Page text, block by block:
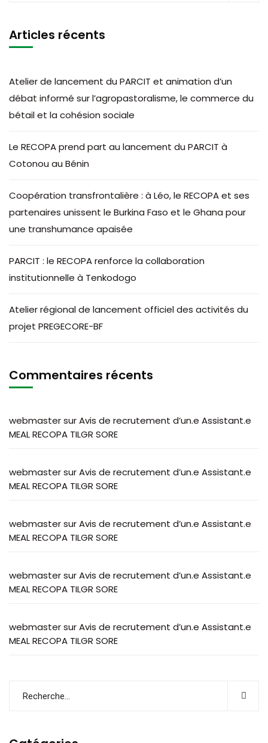
Articles récents
Atelier de lancement du PARCIT et animation d’un
débat informé sur l’agropastoralisme, le commerce du
bétail et la cohésion sociale
Le RECOPA prend part au lancement du PARCIT à
Cotonou au Bénin
Coopération transfrontalière : à Léo, le RECOPA et ses
partenaires unissent le Burkina Faso et le Ghana pour
une transhumance apaisée
PARCIT : le RECOPA renforce la collaboration
institutionnelle à Tenkodogo
Atelier régional de lancement officiel des activités du
projet PREGECORE-BF
Commentaires récents
webmastersurAvis de recrutement d’un.e Assistant.e
MEAL RECOPA TILGR SORE
webmastersurAvis de recrutement d’un.e Assistant.e
MEAL RECOPA TILGR SORE
webmastersurAvis de recrutement d’un.e Assistant.e
MEAL RECOPA TILGR SORE
webmastersurAvis de recrutement d’un.e Assistant.e
MEAL RECOPA TILGR SORE
webmastersurAvis de recrutement d’un.e Assistant.e
MEAL RECOPA TILGR SORE